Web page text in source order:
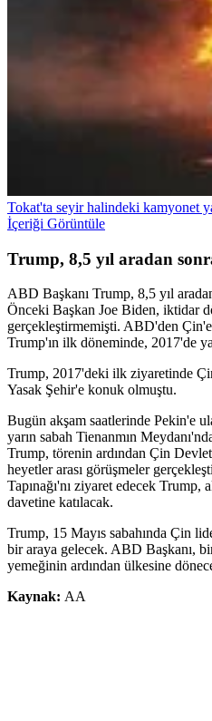
Tokat'ta seyir halindeki kamyonet
İçeriği Görüntüle
Trump, 8,5 yıl aradan
ABD Başkanı Trump, 8,5 yıl
Önceki Başkan Joe Biden, iktidar
gerçekleştirmemişti. ABD'den
Trump'ın ilk döneminde, 2017'de
Trump, 2017'deki ilk ziyaretinde
Yasak Şehir'e konuk olmuştu.
Bugün akşam saatlerinde Pekin'e
yarın sabah Tienanmın
Trump, törenin ardından Çin
heyetler arası görüşmeler
Tapınağı'nı ziyaret edecek
davetine katılacak.
Trump, 15 Mayıs sabahında Çin
bir araya gelecek. ABD Başkanı,
yemeğinin ardından ülkesine
Kaynak: AA